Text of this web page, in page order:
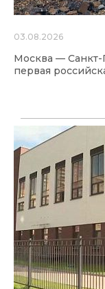
03.08.2026
Москва — Санкт-
первая